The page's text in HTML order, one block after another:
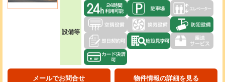
設備等
メールでお問合せ 物件情報の詳細を見る